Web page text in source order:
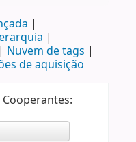
Nuvem de tags
de aquisição